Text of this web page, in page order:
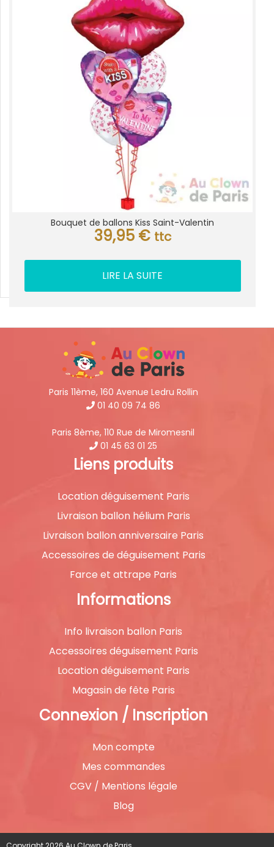
Bouquet de ballons Kiss Saint-Valentin
39,95 € ttc
LIRE LA SUITE
Paris 11ème, 160 Avenue Ledru Rollin
01 40 09 74 86
Paris 8ème, 110 Rue de Miromesnil
01 45 63 01 25
Liens produits
Location déguisement Paris
Livraison ballon hélium Paris
Livraison ballon anniversaire Paris
Accessoires de déguisement Paris
Farce et attrape Paris
Informations
Info livraison ballon Paris
Accessoires déguisement Paris
Location déguisement Paris
Magasin de fête Paris
Connexion / Inscription
Mon compte
Mes commandes
CGV / Mentions légale
Blog